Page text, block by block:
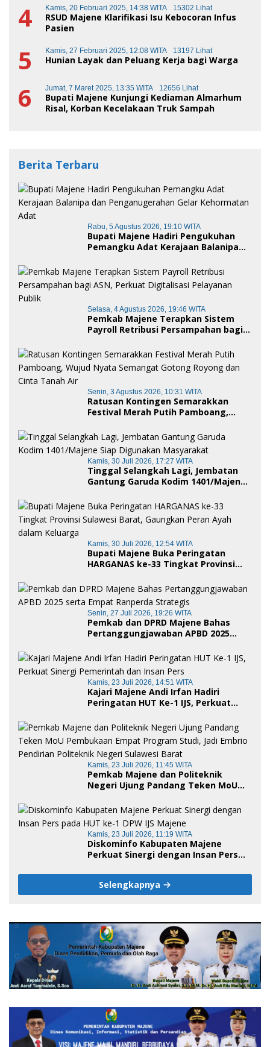
4 Kamis, 20 Februari 2025, 14:38 WITA 15302 Lihat
RSUD Majene Klarifikasi Isu Kebocoran Infus
Pasien
5 Kamis, 27 Februari 2025, 12:08 WITA 13197 Lihat
Hunian Layak dan Peluang Kerja bagi Warga
6 Jumat, 7 Maret 2025, 13:35 WITA 12656 Lihat
Bupati Majene Kunjungi Kediaman Almarhum
Risal, Korban Kecelakaan Truk Sampah
Berita Terbaru
Rabu, 5 Agustus 2026, 19:10 WITA
Bupati Majene Hadiri Pengukuhan
Pemangku Adat Kerajaan Balanipa
Kehormatan Adat
Selasa, 4 Agustus 2026, 19:46 WITA
Pemkab Majene Terapkan Sistem
Payroll Retribusi Persampahan bagi
Publik
Senin, 3 Agustus 2026, 10:31 WITA
Ratusan Kontingen Semarakkan
Festival Merah Putih Pamboang,
Royong dan Cinta Tanah Air
Kamis, 30 Juli 2026, 17:27 WITA
Tinggal Selangkah Lagi, Jembatan
Gantung Garuda Kodim 1401/Majene
Kamis, 30 Juli 2026, 12:54 WITA
Bupati Majene Buka Peringatan
HARGANAS ke-33 Tingkat Provinsi
Ayah dalam Keluarga
Senin, 27 Juli 2026, 19:26 WITA
Pemkab dan DPRD Majene Bahas
Pertanggungjawaban APBD 2025
Kamis, 23 Juli 2026, 14:51 WITA
Kajari Majene Andi Irfan Hadiri
Peringatan HUT Ke-1 IJS, Perkuat
Kamis, 23 Juli 2026, 11:45 WITA
Pemkab Majene dan Politeknik
Negeri Ujung Pandang Teken MoU
Jadi Embrio Pendirian Politeknik
Negeri Sulawesi Barat
Kamis, 23 Juli 2026, 11:19 WITA
Diskominfo Kabupaten Majene
Perkuat Sinergi dengan Insan Pers
Selengkapnya